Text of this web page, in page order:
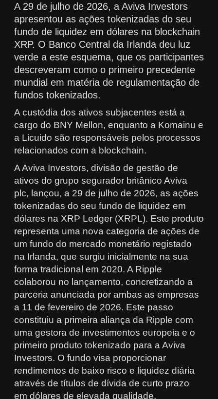
A 29 de julho de 2026, a Aviva Investors
apresentou as ações tokenizadas do seu
fundo de liquidez em dólares na blockchain
XRP. O Banco Central da Irlanda deu luz
verde a este esquema, que os participantes
descreveram como o primeiro precedente
mundial em matéria de regulamentação de
fundos tokenizados.
A custódia dos ativos subjacentes está a
cargo do BNY Mellon, enquanto a Komainu e
a Licuido são responsáveis pelos processos
relacionados com a blockchain.
A Aviva Investors, divisão de gestão de
ativos do grupo segurador britânico Aviva
plc, lançou, a 29 de julho de 2026, as ações
tokenizadas do seu fundo de liquidez em
dólares na XRP Ledger (XRPL). Este produto
representa uma nova categoria de ações de
um fundo do mercado monetário registado
na Irlanda, que surgiu inicialmente na sua
forma tradicional em 2020. A Ripple
colaborou no lançamento, concretizando a
parceria anunciada por ambas as empresas
a 11 de fevereiro de 2026. Este passo
constituiu a primeira aliança da Ripple com
uma gestora de investimentos europeia e o
primeiro produto tokenizado para a Aviva
Investors. O fundo visa proporcionar
rendimentos de baixo risco e liquidez diária
através de títulos de dívida de curto prazo
em dólares de elevada qualidade.